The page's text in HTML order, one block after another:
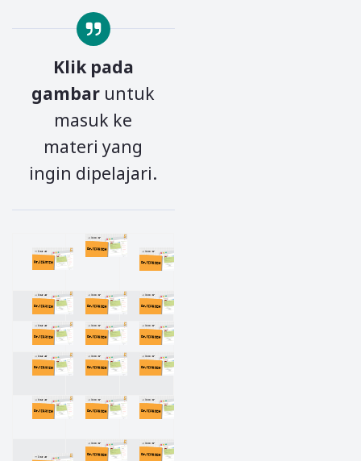
Klik pada
gambar untuk
masuk ke
materi yang
ingin dipelajari.